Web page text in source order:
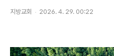
지방교회 2026. 4. 29. 00:22